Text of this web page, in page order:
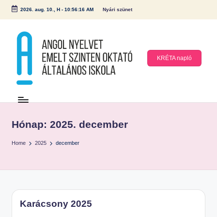
Skip
2026. aug. 10., H- 10:56:16 AM Nyári szünet
n
g
N
el
et
KRÉTA napló
Hónap: 2025. december
Home 2025 december
Karácsony 2025